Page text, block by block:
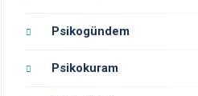
Psikogündem
Psikokuram